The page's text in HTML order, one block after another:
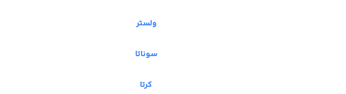
ولستر
سوناتا
کرتا